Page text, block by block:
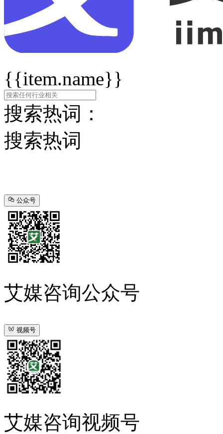
{{item.name}}
搜索热词：
搜索热词
公众号
艾媒咨询公众号
视频号
艾媒咨询视频号